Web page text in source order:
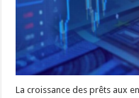
La croissance des prêts aux